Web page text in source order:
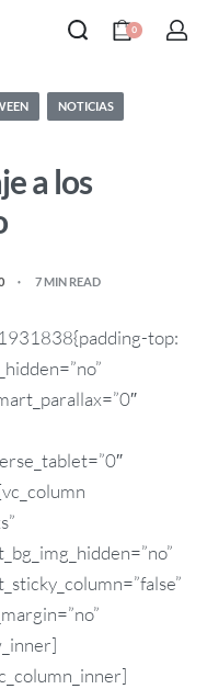
0
NOTICIAS
a los
7 MIN READ
top: